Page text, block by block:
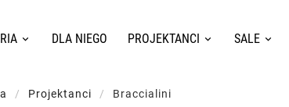
DLA NIEGO PROJEKTANCI SALE
Projektanci Braccialini